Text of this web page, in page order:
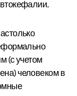
(с учетом
человеком в